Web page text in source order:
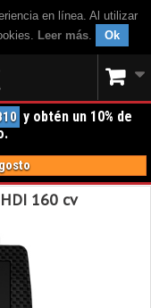
en línea. Al utilizar
Leer más. Ok
y obtén un 10% de
160 cv